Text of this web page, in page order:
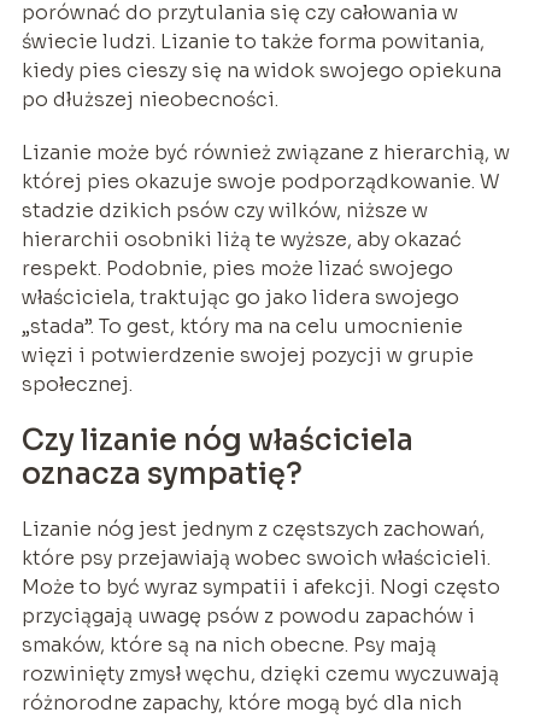
porównać do przytulania się czy całowania w
świecie ludzi. Lizanie to także forma powitania,
kiedy pies cieszy się na widok swojego opiekuna
po dłuższej nieobecności.
Lizanie może być również związane z hierarchią, w
której pies okazuje swoje podporządkowanie. W
stadzie dzikich psów czy wilków, niższe w
hierarchii osobniki liżą te wyższe, aby okazać
respekt. Podobnie, pies może lizać swojego
właściciela, traktując go jako lidera swojego
„stada”. To gest, który ma na celu umocnienie
więzi i potwierdzenie swojej pozycji w grupie
społecznej.
Czy lizanie nóg właściciela
oznacza sympatię?
Lizanie nóg jest jednym z częstszych zachowań,
które psy przejawiają wobec swoich właścicieli.
Może to być wyraz sympatii i afekcji. Nogi często
przyciągają uwagę psów z powodu zapachów i
smaków, które są na nich obecne. Psy mają
rozwinięty zmysł węchu, dzięki czemu wyczuwają
różnorodne zapachy, które mogą być dla nich